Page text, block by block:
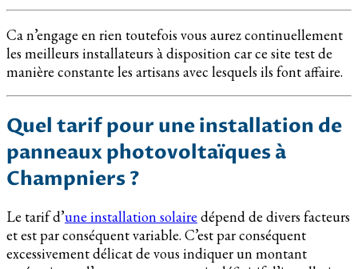
Ca n’engage en rien toutefois vous aurez continuellement
les meilleurs installateurs à disposition car ce site test de
manière constante les artisans avec lesquels ils font affaire.
Quel tarif pour une installation de
panneaux photovoltaïques à
Champniers ?
Le tarif d’une installation solaire dépend de divers facteurs
et est par conséquent variable. C’est par conséquent
excessivement délicat de vous indiquer un montant